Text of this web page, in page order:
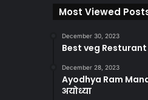
Most Viewed
December 30, 2023
Best veg Resturant
December 28, 2023
Ayodhya Ram
अयोध्या